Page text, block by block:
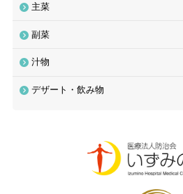
主菜
副菜
汁物
デザート・飲み物